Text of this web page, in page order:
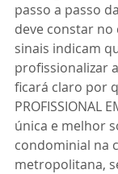
passo a passo
deve constar
sinais indicam
profissionalizar
ficará claro por
PROFISSIONAL
única e melhor
condominial na
metropolitana,